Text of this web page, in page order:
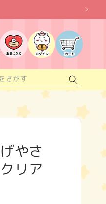
入
り
ス
ト
グ
イ
カ
ー
ト
やさ
リア